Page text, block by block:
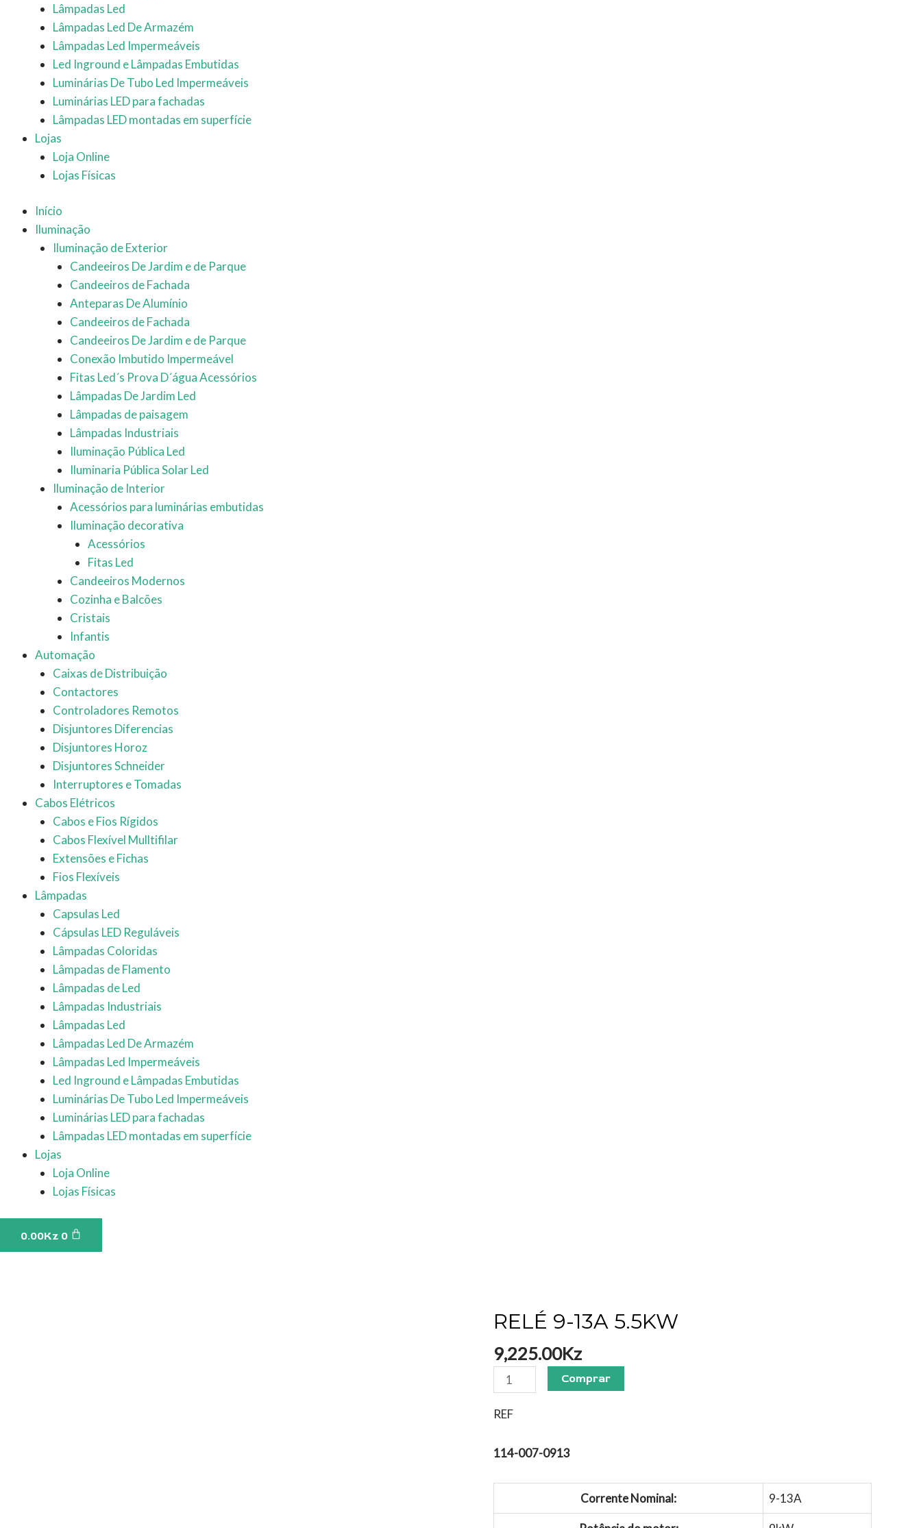
Lâmpadas Led
Lâmpadas Led De Armazém
Lâmpadas Led Impermeáveis
Led Inground e Lâmpadas Embutidas
Luminárias De Tubo Led Impermeáveis
Luminárias LED para fachadas
Lâmpadas LED montadas em superfície
Lojas
Loja Online
Lojas Físicas
Início
Iluminação
Iluminação de Exterior
Candeeiros De Jardim e de Parque
Candeeiros de Fachada
Anteparas De Alumínio
Candeeiros de Fachada
Candeeiros De Jardim e de Parque
Conexão Imbutido Impermeável
Fitas Led´s Prova D´água Acessórios
Lâmpadas De Jardim Led
Lâmpadas de paisagem
Lâmpadas Industriais
Iluminação Pública Led
Iluminaria Pública Solar Led
Iluminação de Interior
Acessórios para luminárias embutidas
Iluminação decorativa
Acessórios
Fitas Led
Candeeiros Modernos
Cozinha e Balcões
Cristais
Infantis
Automação
Caixas de Distribuição
Contactores
Controladores Remotos
Disjuntores Diferencias
Disjuntores Horoz
Disjuntores Schneider
Interruptores e Tomadas
Cabos Elétricos
Cabos e Fios Rígidos
Cabos Flexível Mulltifilar
Extensões e Fichas
Fios Flexíveis
Lâmpadas
Capsulas Led
Cápsulas LED Reguláveis
Lâmpadas Coloridas
Lâmpadas de Flamento
Lâmpadas de Led
Lâmpadas Industriais
Lâmpadas Led
Lâmpadas Led De Armazém
Lâmpadas Led Impermeáveis
Led Inground e Lâmpadas Embutidas
Luminárias De Tubo Led Impermeáveis
Luminárias LED para fachadas
Lâmpadas LED montadas em superfície
Lojas
Loja Online
Lojas Físicas
0.00Kz 0
Cart
RELÉ 9-13A 5.5KW
9,225.00Kz
RELÉ
13A
5.5KW
quantidade
Comprar
REF
114-007-0913
Corrente Nominal: 9-13A